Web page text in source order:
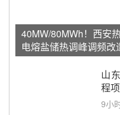
40MW/80MWh！西安
电熔盐储热调峰调频改
山
程
9小